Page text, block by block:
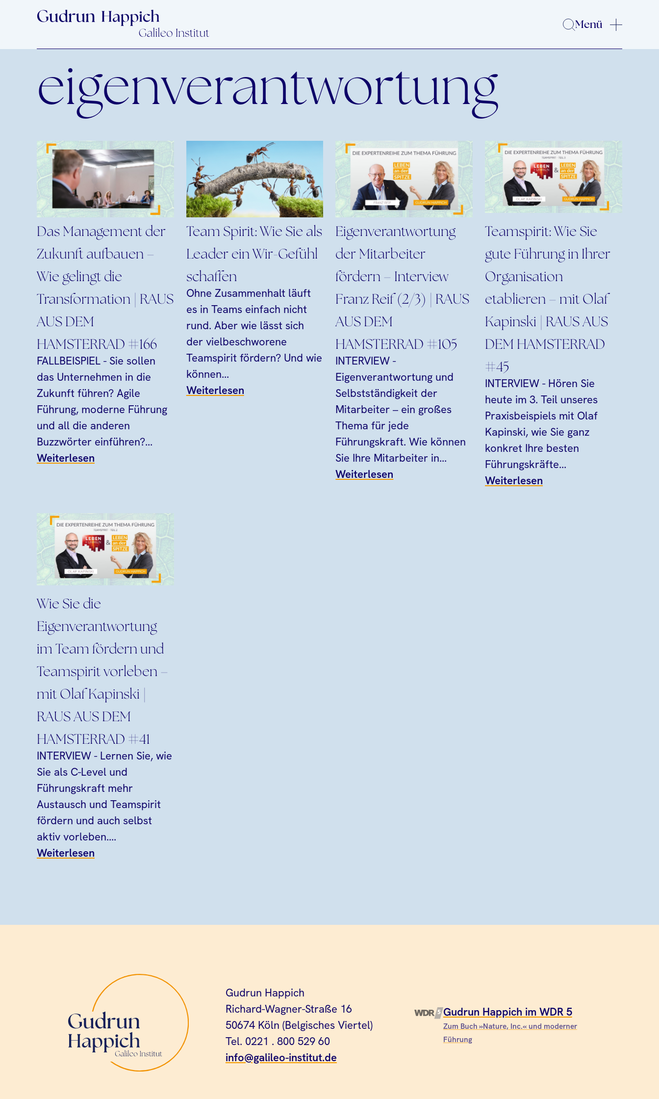
Menü
eigenverantwortung
Das Management der
Zukunft aufbauen –
Wie gelingt die
Transformation | RAUS
AUS DEM
HAMSTERRAD #166
FALLBEISPIEL - Sie sollen
das Unternehmen in die
Zukunft führen? Agile
Führung, moderne Führung
und all die anderen
Buzzwörter einführen?...
Weiterlesen
Team Spirit: Wie Sie als
Leader ein Wir-Gefühl
schaffen
Ohne Zusammenhalt läuft
es in Teams einfach nicht
rund. Aber wie lässt sich
der vielbeschworene
Teamspirit fördern? Und wie
können...
Weiterlesen
Eigenverantwortung
der Mitarbeiter
fördern – Interview
Franz Reif (2/3) | RAUS
AUS DEM
HAMSTERRAD #105
INTERVIEW -
Eigenverantwortung und
Selbstständigkeit der
Mitarbeiter – ein großes
Thema für jede
Führungskraft. Wie können
Sie Ihre Mitarbeiter in...
Weiterlesen
Teamspirit: Wie Sie
gute Führung in Ihrer
Organisation
etablieren – mit Olaf
Kapinski | RAUS AUS
DEM HAMSTERRAD
#45
INTERVIEW - Hören Sie
heute im 3. Teil unseres
Praxisbeispiels mit Olaf
Kapinski, wie Sie ganz
konkret Ihre besten
Führungskräfte...
Weiterlesen
Wie Sie die
Eigenverantwortung
im Team fördern und
Teamspirit vorleben –
mit Olaf Kapinski |
RAUS AUS DEM
HAMSTERRAD #41
INTERVIEW - Lernen Sie, wie
Sie als C-Level und
Führungskraft mehr
Austausch und Teamspirit
fördern und auch selbst
aktiv vorleben....
Weiterlesen
Gudrun Happich
Richard-Wagner-Straße 16
50674 Köln (Belgisches Viertel)
Tel. 0221 . 800 529 60
info@galileo-institut.de
Gudrun Happich im WDR 5
Zum Buch »Nature, Inc.« und moderner
Führung